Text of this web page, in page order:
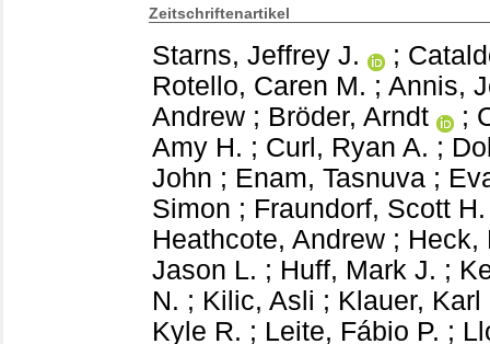
Zeitschriftenartikel
Starns, Jeffrey J. ;
Rotello, Caren M. ; Annis,
Andrew ; Bröder, Arndt ;
Amy H. ; Curl, Ryan A. ;
John ; Enam, Tasnuva ;
Simon ; Fraundorf, Scott H.
Heathcote, Andrew ; Heck,
Jason L. ; Huff, Mark J. ;
N. ; Kilic, Asli ; Klauer,
Kyle R. ; Leite, Fábio P. ;